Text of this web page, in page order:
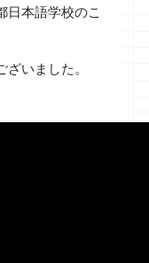
日本語学校のこ
ざいました。